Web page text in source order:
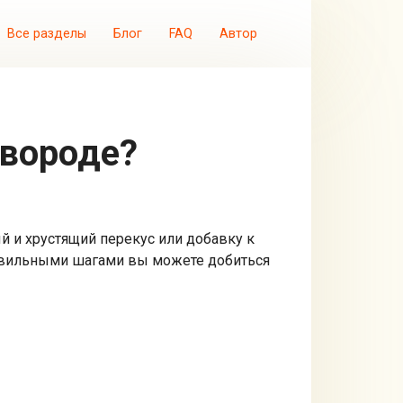
Все разделы Блог FAQ Автор
хрустящий перекус или добавку к
шагами вы можете добиться